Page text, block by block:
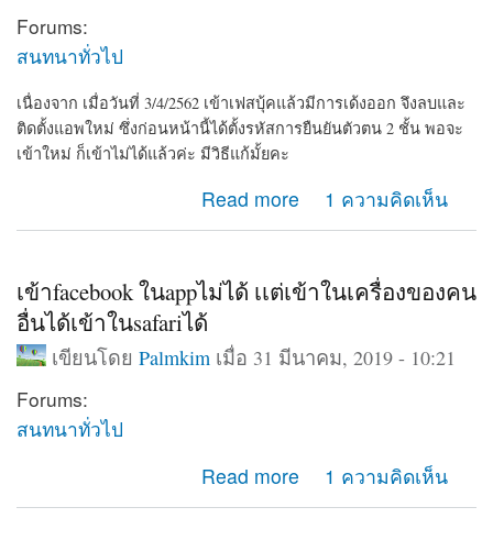
Forums:
สนทนาทั่วไป
เนื่องจาก เมื่อวันที่ 3/4/2562 เข้าเฟสบุ้คแล้วมีการเด้งออก จึงลบและ
ติดตั้งแอพใหม่ ซึ่งก่อนหน้านี้ได้ตั้งรหัสการยืนยันตัวตน 2 ชั้น พอจะ
เข้าใหม่ ก็เข้าไม่ได้แล้วค่ะ มีวิธีแก้มั้ยคะ
Read more
about เข้าสู่ระบบของเฟสบุ้คไม่ได้ค่ะเนื่องจากตั้งรหัสยืนยัน
สองชั้น
1 ความคิดเห็น
เข้าfacebook ในappไม่ได้ เเต่เข้าในเครื่องของคน
อื่นได้เข้าในsafariได้
เขียนโดย Palmkim เมื่อ 31 มีนาคม, 2019 - 10:21
Forums:
สนทนาทั่วไป
Read more
about เข้าfacebook ในappไม่ได้ เเต่เข้าในเครื่องของคน
อื่นได้เข้าในsafariได้
1 ความคิดเห็น